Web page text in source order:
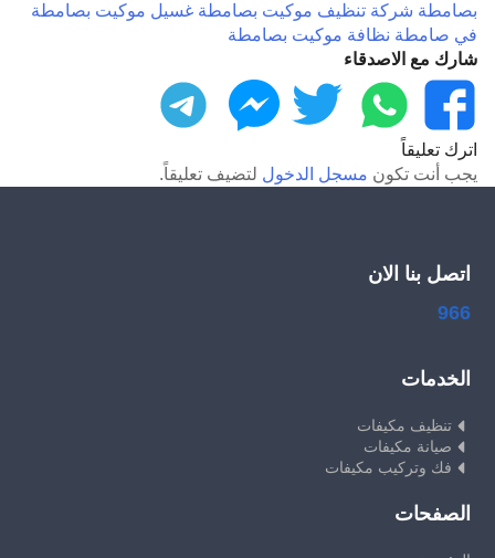
بصامطة شركة تنظيف موكيت بصامطة غسيل موكيت بصامطة
في صامطة نظافة موكيت بصامطة
شارك مع الاصدقاء
فيسبوك
واتساب تويتر ماسنجر
اترك تعليقاً
يجب أنت تكون مسجل الدخول لتضيف تعليقاً.
اتصل بنا الان
966
الخدمات
تنظيف مكيفات
صيانة مكيفات
فك وتركيب مكيفات
الصفحات